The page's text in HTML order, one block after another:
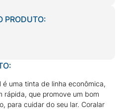
PRODUTO:
é uma tinta de linha econômica,
rápida, que promove um bom
para cuidar do seu lar. Coralar